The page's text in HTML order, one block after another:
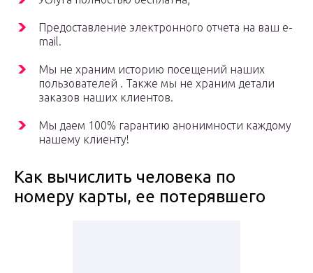
Предоставление электронного отчета на ваш e-
mail.
Мы не храним историю посещений наших
пользователей . Также мы не храним детали
заказов наших клиентов.
Мы даем 100% гарантию анонимности каждому
нашему клиенту!
Как вычислить человека по
номеру карты, ее потерявшего